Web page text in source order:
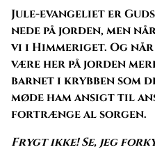
Jule-evangeliet er
nede på jorden, men
vi i Himmeriget. Og
være her på jorden
barnet i krybben som
møde ham ansigt til
fortrænge al sorgen.
Frygt ikke! Se, jeg